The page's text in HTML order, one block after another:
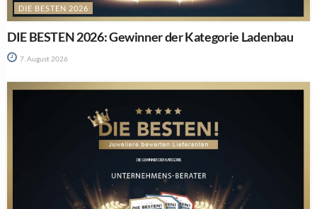
DIE BESTEN 2026
DIE BESTEN 2026: Gewinner der Kategorie Ladenbau
7. August 2026